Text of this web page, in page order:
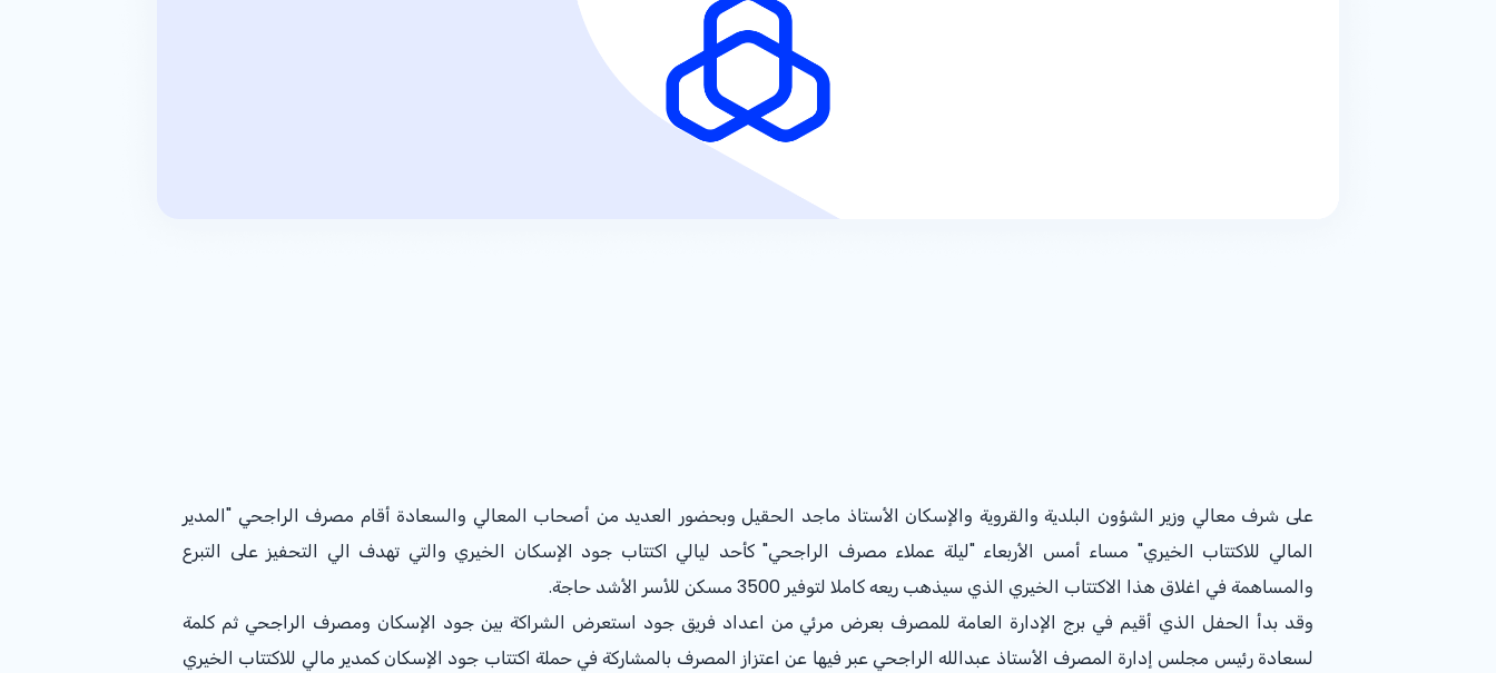
على شرف معالي وزير الشؤون البلدية والقروية والإسكان الأستاذ ماجد الحقيل وبحضور العديد من أصحاب المعالي والسعادة أقام مصرف الراجحي "المدير
المالي للاكتتاب الخيري" مساء أمس الأربعاء "ليلة عملاء مصرف الراجحي" كأحد ليالي اكتتاب جود الإسكان الخيري والتي تهدف الي التحفيز على التبرع
والمساهمة في اغلاق هذا الاكتتاب الخيري الذي سيذهب ريعه كاملا لتوفير 3500 مسكن للأسر الأشد حاجة.
وقد بدأ الحفل الذي أقيم في برج الإدارة العامة للمصرف بعرض مرئي من اعداد فريق جود استعرض الشراكة بين جود الإسكان ومصرف الراجحي ثم كلمة
لسعادة رئيس مجلس إدارة المصرف الأستاذ عبدالله الراجحي عبر فيها عن اعتزاز المصرف بالمشاركة في حملة اكتتاب جود الإسكان كمدير مالي للاكتتاب الخيري